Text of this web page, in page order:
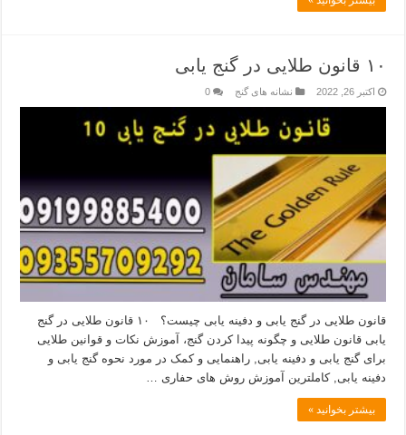
۱۰ قانون طلایی در گنج یابی
اکتبر 26, 2022 نشانه های گنج 0
قانون طلایی در گنج یابی و دفینه یابی چیست؟ ۱۰ قانون طلایی در گنج
یابی قانون طلایی و چگونه پیدا کردن گنج، آموزش نکات و قوانین طلایی
برای گنج یابی و دفینه یابی, راهنمایی و کمک در مورد نحوه گنج یابی و
دفینه یابی, کاملترین آموزش روش های حفاری …
بیشتر بخوانید »